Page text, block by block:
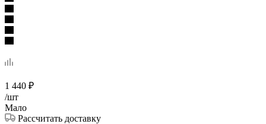
1 440 ₽
/шт
Мало
Рассчитать доставку